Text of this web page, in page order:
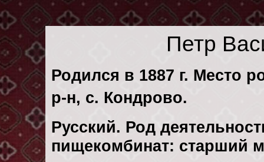
Петр
Родился в 1887 г. Место
р-н, с. Кондрово.
Русский. Род
пищекомбинат: старший